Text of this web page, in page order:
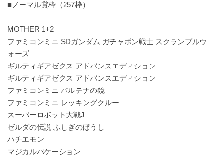
■ノーマル賞枠（257枠）
MOTHER 1+2
ファミコンミニ SDガンダム ガチャポン戦士 スクランブルウ
ォーズ
ギルティギアゼクス アドバンスエディション
ギルティギアゼクス アドバンスエディション
ファミコンミニ パルテナの鏡
ファミコンミニ レッキングクルー
スーパーロボット大戦J
ゼルダの伝説 ふしぎのぼうし
ハチエモン
マジカルバケーション